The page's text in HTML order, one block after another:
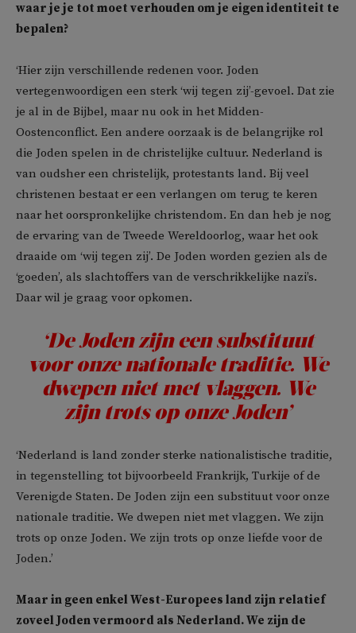
waar je je tot moet verhouden om je eigen identiteit te
bepalen?
‘Hier zijn verschillende redenen voor. Joden
vertegenwoordigen een sterk ‘wij tegen zij’-gevoel. Dat zie
je al in de Bijbel, maar nu ook in het Midden-
Oostenconflict. Een andere oorzaak is de belangrijke rol
die Joden spelen in de christelijke cultuur. Nederland is
van oudsher een christelijk, protestants land. Bij veel
christenen bestaat er een verlangen om terug te keren
naar het oorspronkelijke christendom. En dan heb je nog
de ervaring van de Tweede Wereldoorlog, waar het ook
draaide om ‘wij tegen zij’. De Joden worden gezien als de
‘goeden’, als slachtoffers van de verschrikkelijke nazi’s.
Daar wil je graag voor opkomen.
‘De Joden zijn een substituut
voor onze nationale traditie. We
dwepen niet met vlaggen. We
zijn trots op onze Joden’
‘Nederland is land zonder sterke nationalistische traditie,
in tegenstelling tot bijvoorbeeld Frankrijk, Turkije of de
Verenigde Staten. De Joden zijn een substituut voor onze
nationale traditie. We dwepen niet met vlaggen. We zijn
trots op onze Joden. We zijn trots op onze liefde voor de
Joden.’
Maar in geen enkel West-Europees land zijn relatief
zoveel Joden vermoord als Nederland. We zijn de